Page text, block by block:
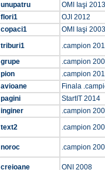
unupatru
OMI Iaşi 2013
flori1
OJI 2012
copaci1
OMI Iaşi 2003
triburi1
.campion
grupe
.campion
pion
.campion
avioane
Finala
pagini
StartIT 2014
inginer
.campion
text2 .campion
noroc .campion
creioane ONI 2008